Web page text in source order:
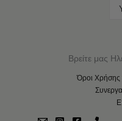
Βρείτε μας
Όροι Χρήσης